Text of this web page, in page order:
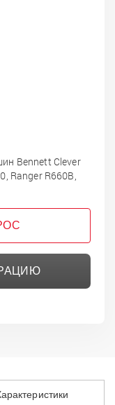
Bennett Clever
Ranger R660B,